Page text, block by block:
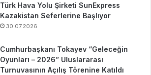
Türk Hava Yolu Şirketi SunExpress
Kazakistan Seferlerine Başlıyor
30.07.2026
Cumhurbaşkanı Tokayev “Geleceğin
Oyunları – 2026” Uluslararası
Turnuvasının Açılış Törenine Katıldı